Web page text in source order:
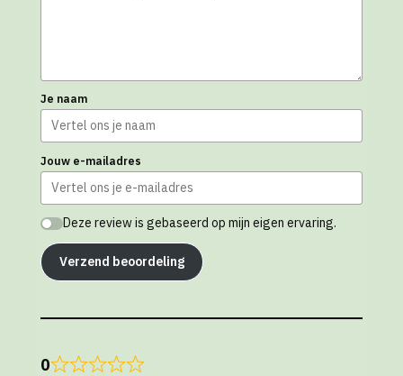
Je naam
Jouw e-mailadres
Deze review is gebaseerd op mijn eigen ervaring.
Verzend beoordeling
0